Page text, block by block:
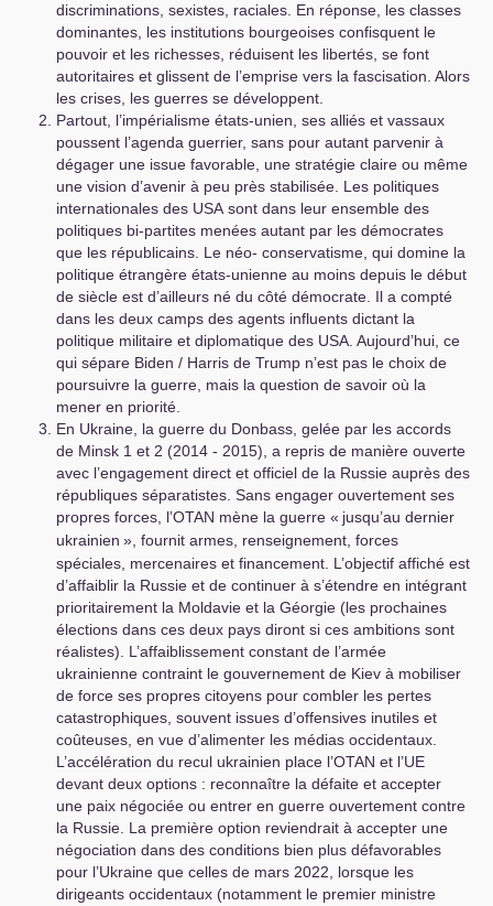
discriminations, sexistes, raciales. En réponse, les classes
dominantes, les institutions bourgeoises confisquent le
pouvoir et les richesses, réduisent les libertés, se font
autoritaires et glissent de l’emprise vers la fascisation. Alors
les crises, les guerres se développent.
Partout, l’impérialisme états-unien, ses alliés et vassaux
poussent l’agenda guerrier, sans pour autant parvenir à
dégager une issue favorable, une stratégie claire ou même
une vision d’avenir à peu près stabilisée. Les politiques
internationales des USA sont dans leur ensemble des
politiques bi-partites menées autant par les démocrates
que les républicains. Le néo- conservatisme, qui domine la
politique étrangère états-unienne au moins depuis le début
de siècle est d’ailleurs né du côté démocrate. Il a compté
dans les deux camps des agents influents dictant la
politique militaire et diplomatique des USA . Aujourd’hui, ce
qui sépare Biden / Harris de Trump n’est pas le choix de
poursuivre la guerre, mais la question de savoir où la
mener en priorité.
En Ukraine, la guerre du Donbass, gelée par les accords
de Minsk 1 et 2 (2014 - 2015), a repris de manière ouverte
avec l’engagement direct et officiel de la Russie auprès des
républiques séparatistes. Sans engager ouvertement ses
propres forces, l’OTAN mène la guerre « jusqu’au dernier
ukrainien », fournit armes, renseignement, forces
spéciales, mercenaires et financement. L’objectif affiché est
d’affaiblir la Russie et de continuer à s’étendre en intégrant
prioritairement la Moldavie et la Géorgie (les prochaines
élections dans ces deux pays diront si ces ambitions sont
réalistes). L’affaiblissement constant de l’armée
ukrainienne contraint le gouvernement de Kiev à mobiliser
de force ses propres citoyens pour combler les pertes
catastrophiques, souvent issues d’offensives inutiles et
coûteuses, en vue d’alimenter les médias occidentaux.
L’accélération du recul ukrainien place l’OTAN et l’UE
devant deux options : reconnaître la défaite et accepter
une paix négociée ou entrer en guerre ouvertement contre
la Russie. La première option reviendrait à accepter une
négociation dans des conditions bien plus défavorables
pour l’Ukraine que celles de mars 2022, lorsque les
dirigeants occidentaux (notamment le premier ministre